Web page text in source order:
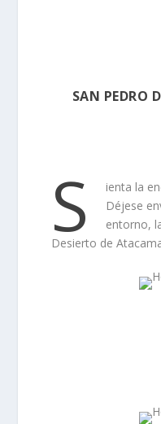
SAN PEDRO
S
ienta la
Déjese
entorno,
Desierto de